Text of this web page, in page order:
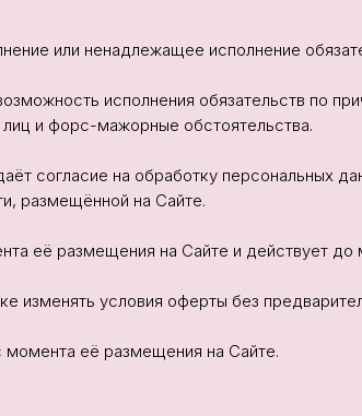
или ненадлежащее исполнение
исполнения обязательств по
и форс-мажорные обстоятельства.
согласие на обработку персональных
размещённой на Сайте.
её размещения на Сайте и действует
изменять условия оферты без
момента её размещения на Сайте.